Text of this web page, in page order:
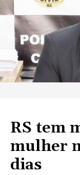
RS tem
mulher
dias